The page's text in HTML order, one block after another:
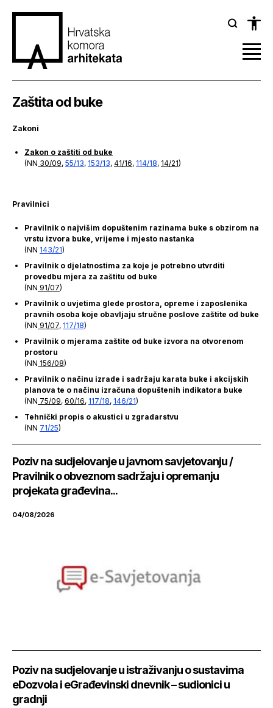
Zaštita od buke
Zakoni
Zakon o zaštiti od buke
(NN 30/09, 55/13, 153/13, 41/16, 114/18, 14/21)
Pravilnici
Pravilnik o najvišim dopuštenim razinama buke s obzirom na
vrstu izvora buke, vrijeme i mjesto nastanka
(NN 143/21)
Pravilnik o djelatnostima za koje je potrebno utvrditi
provedbu mjera za zaštitu od buke
(NN 91/07)
Pravilnik o uvjetima glede prostora, opreme i zaposlenika
pravnih osoba koje obavljaju stručne poslove zaštite od buke
(NN 91/07, 117/18)
Pravilnik o mjerama zaštite od buke izvora na otvorenom
prostoru
(NN 156/08)
Pravilnik o načinu izrade i sadržaju karata buke i akcijskih
planova te o načinu izračuna dopuštenih indikatora buke
(NN 75/09, 60/16, 117/18, 146/21)
Tehnički propis o akustici u zgradarstvu
(NN 71/25)
Poziv na sudjelovanje u javnom savjetovanju /
Pravilnik o obveznom sadržaju i opremanju
projekata građevina...
04/08/2026
Poziv na sudjelovanje u istraživanju o sustavima
eDozvola i eGrađevinski dnevnik – sudionici u
gradnji